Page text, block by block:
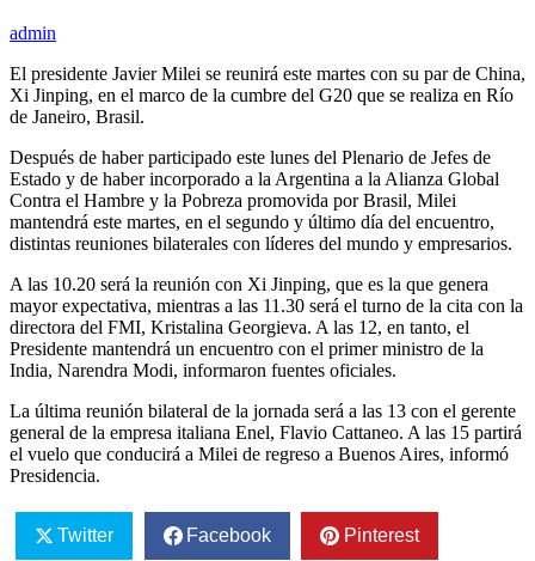
admin
El presidente Javier Milei se reunirá este martes con su par de China,
Xi Jinping, en el marco de la cumbre del G20 que se realiza en Río
de Janeiro, Brasil.
Después de haber participado este lunes del Plenario de Jefes de
Estado y de haber incorporado a la Argentina a la Alianza Global
Contra el Hambre y la Pobreza promovida por Brasil, Milei
mantendrá este martes, en el segundo y último día del encuentro,
distintas reuniones bilaterales con líderes del mundo y empresarios.
A las 10.20 será la reunión con Xi Jinping, que es la que genera
mayor expectativa, mientras a las 11.30 será el turno de la cita con la
directora del FMI, Kristalina Georgieva. A las 12, en tanto, el
Presidente mantendrá un encuentro con el primer ministro de la
India, Narendra Modi, informaron fuentes oficiales.
La última reunión bilateral de la jornada será a las 13 con el gerente
general de la empresa italiana Enel, Flavio Cattaneo. A las 15 partirá
el vuelo que conducirá a Milei de regreso a Buenos Aires, informó
Presidencia.
Twitter Facebook Pinterest